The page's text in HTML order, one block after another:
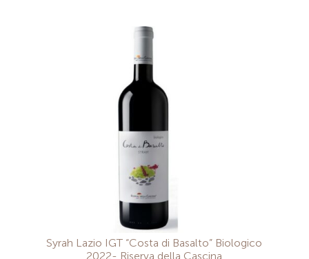
Syrah Lazio IGT “Costa di Basalto” Biologico
2022- Riserva della Cascina